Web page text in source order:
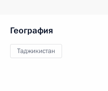
География
Таджикистан